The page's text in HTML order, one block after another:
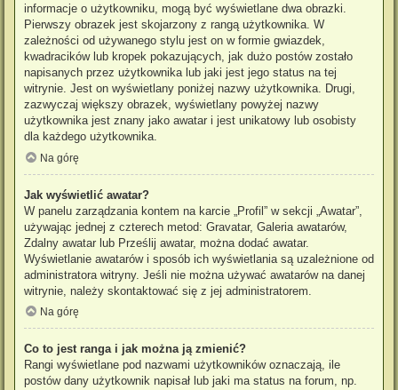
informacje o użytkowniku, mogą być wyświetlane dwa obrazki.
Pierwszy obrazek jest skojarzony z rangą użytkownika. W
zależności od używanego stylu jest on w formie gwiazdek,
kwadracików lub kropek pokazujących, jak dużo postów zostało
napisanych przez użytkownika lub jaki jest jego status na tej
witrynie. Jest on wyświetlany poniżej nazwy użytkownika. Drugi,
zazwyczaj większy obrazek, wyświetlany powyżej nazwy
użytkownika jest znany jako awatar i jest unikatowy lub osobisty
dla każdego użytkownika.
Na górę
Jak wyświetlić awatar?
W panelu zarządzania kontem na karcie „Profil” w sekcji „Awatar”,
używając jednej z czterech metod: Gravatar, Galeria awatarów,
Zdalny awatar lub Prześlij awatar, można dodać awatar.
Wyświetlanie awatarów i sposób ich wyświetlania są uzależnione od
administratora witryny. Jeśli nie można używać awatarów na danej
witrynie, należy skontaktować się z jej administratorem.
Na górę
Co to jest ranga i jak można ją zmienić?
Rangi wyświetlane pod nazwami użytkowników oznaczają, ile
postów dany użytkownik napisał lub jaki ma status na forum, np.